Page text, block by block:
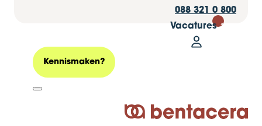
088 321 0 800
Vacatures 30
Mijn
Logo Bentacera
Kennismaken?